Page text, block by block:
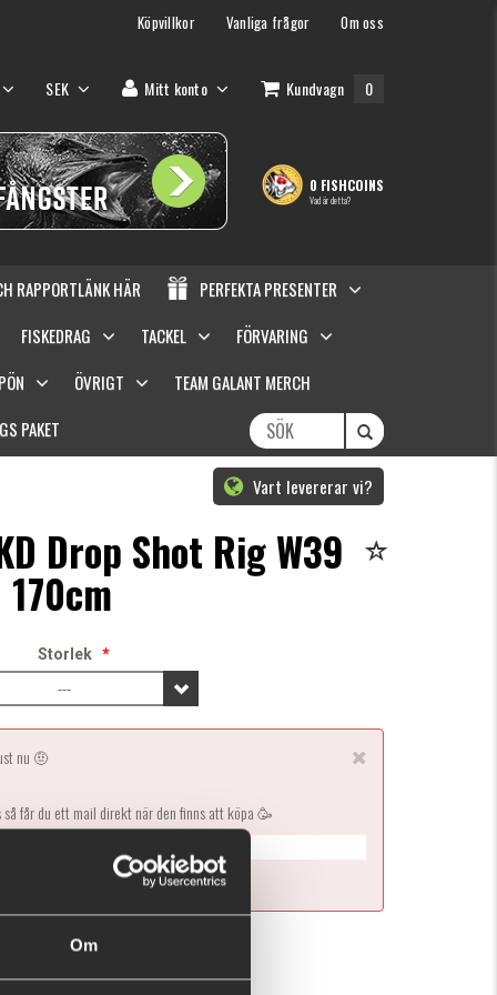
Om
Köpvillkor Vanliga frågor Om oss
SEK Mitt konto Kundvagn 0
0 FISHCOINS
Vad är detta?
RAPPORTLÄNK HÄR
PERFEKTA PRESENTER
FISKEDRAG TACKEL
FÖRVARING
ÖVRIGT
TEAM GALANT MERCH
PAKET
Vart levererar vi?
Drop Shot Rig W39
170cm
Storlek *
---
nu 🤨
får du ett mail direkt när den finns att köpa 🥳
Ej i lager
här produkten ger dig 98 fishcoins nu!